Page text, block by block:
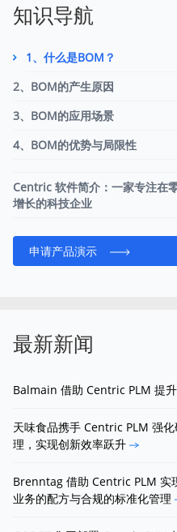
知识导航
1、什么是BOM？
2、BOM的产生原因
3、BOM的应用场景
4、BOM的优势与局限性
Centric 软件简介：一家专注在
增长的科技企业
申请产品演示
最新新闻
Balmain 借助 Centric PLM 提
天味食品携手 Centric PLM 强
理，实现创新效率跃升
Brenntag 借助 Centric PLM 实
业务的配方与合规的标准化管理